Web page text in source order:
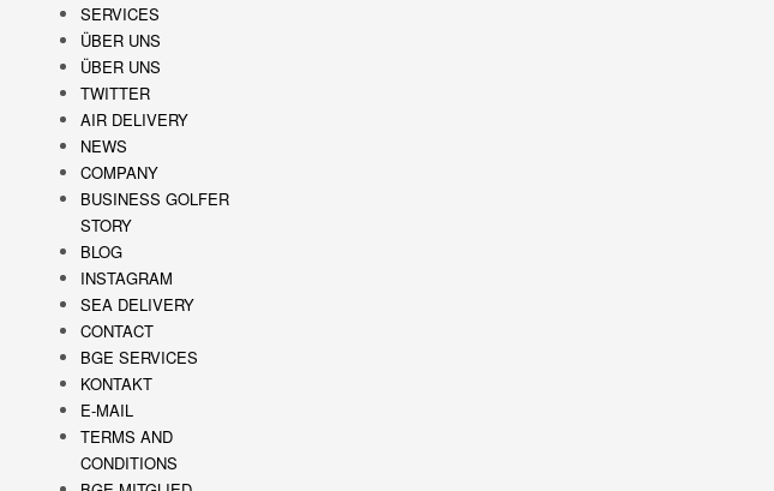
SERVICES
ÜBER UNS
ÜBER UNS
TWITTER
AIR DELIVERY
NEWS
COMPANY
BUSINESS GOLFER
STORY
BLOG
INSTAGRAM
SEA DELIVERY
CONTACT
BGE SERVICES
KONTAKT
E-MAIL
TERMS AND
CONDITIONS